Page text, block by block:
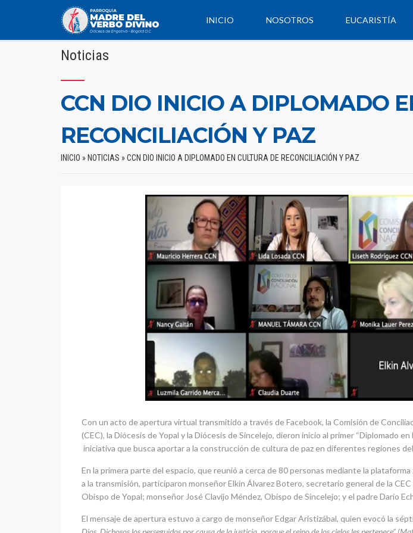
INICIO NOSOTROS EUCARISTÍA
Noticias
CCN DIO INICIO A DIPLOMADO
RECONCILIACIÓN Y PAZ
INICIO » NOTICIAS »CCN DIO INICIO A DIPLOMADO EN CULTURA DE RECONCILIACIÓN Y PAZ
Con un acto de apertura virtual transmitido a través de Facebook, la Comisión de
(CEC), la Diócesis de Yopal y la Diócesis de Sincelejo, dieron inicio al primer “Diplomado
iniciativa que busca aportar a la construcción de cultura de paz en diferentes regiones
En la primera parte del espacio, que reunió a cerca de 80 personas mediante la
a la transmisión, participaron monseñor Elkin Álvarez Botero, secretario general de la
Obispo de Yopal; monseñor José Clavijo Méndez, Obispo de Sincelejo; y el padre Darío
El mensaje de apertura estuvo a cargo de monseñor Edgar Aristizábal, quien evocó la